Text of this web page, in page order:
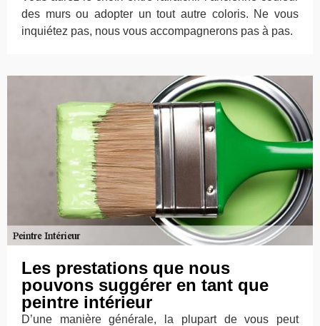
des murs ou adopter un tout autre coloris. Ne vous
inquiétez pas, nous vous accompagnerons pas à pas.
Les prestations que nous
pouvons suggérer en tant que
peintre intérieur
D’une manière générale, la plupart de vous peut